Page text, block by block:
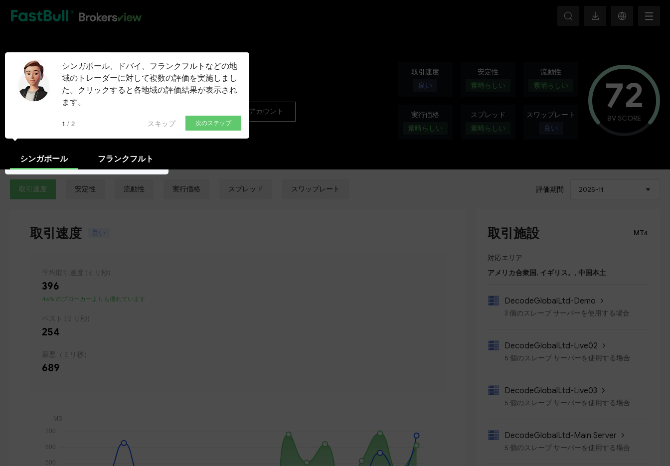
Approved Decode Global
Decode Global Ltd Vanuatu
リアルアカウント
取引速度
良い
安定性
素晴らしい
流動性
素晴らしい
実行価格
素晴らしい
スプレッド
素晴らしい
スワップレート
良い
72
BV SCORE
シンガポール フランクフルト
取引速度 安定性 流動性 実行価格 スプレッド スワップレート 評価期間 2025-11
取引速度 良い
平均取引速度 (ミリ秒)
396
46% のブローカーよりも優れています
ベスト (ミリ秒)
254
最悪（ミリ秒）
689
取引施設 MT4
対応エリア
アメリカ合衆国, イギリス。, 中国本土
DecodeGlobalLtd-Demo
3 個のスレーブ サーバーを使用する場合
DecodeGlobalLtd-Live02
5 個のスレーブ サーバーを使用する場合
DecodeGlobalLtd-Live03
5 個のスレーブ サーバーを使用する場合
DecodeGlobalLtd-Main Server
5 個のスレーブ サーバーを使用する場合
シンガポール、ドバイ、フランクフルトなどの地
域のトレーダーに対して複数の評価を実施しまし
た。クリックすると各地域の評価結果が表示され
ます。
1 / 2 スキップ 次のステップ